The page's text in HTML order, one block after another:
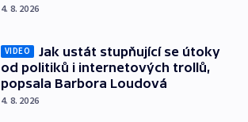
4. 8. 2026
VIDEO
Jak ustát stupňující se útoky
od politiků i internetových trollů,
popsala Barbora Loudová
4. 8. 2026